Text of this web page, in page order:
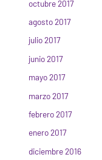
octubre 2017
agosto 2017
julio 2017
junio 2017
mayo 2017
marzo 2017
febrero 2017
enero 2017
diciembre 2016